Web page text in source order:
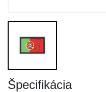
Špecifikácia